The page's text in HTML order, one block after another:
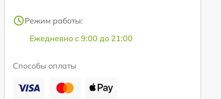
Режим работы:
Ежедневно с 9:00 до 21:00
Способы оплаты